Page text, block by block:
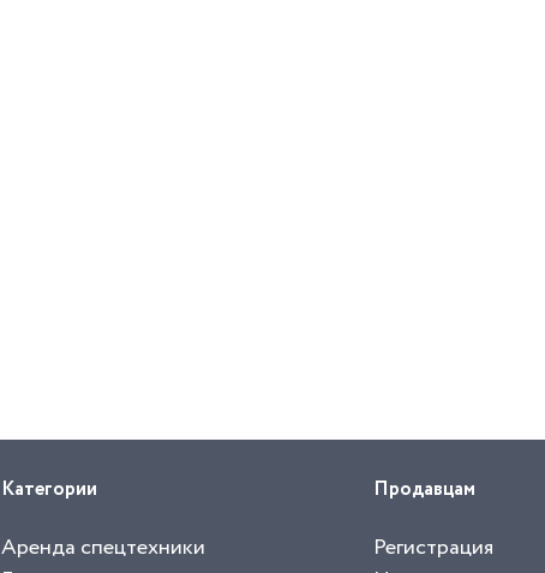
Категории
Аренда спецтехники
Продавцам
Регистрация